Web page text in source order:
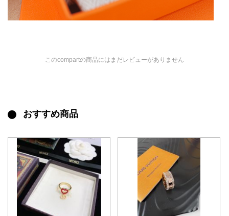
このcompartの商品にはまだレビューがありません
おすすめ商品